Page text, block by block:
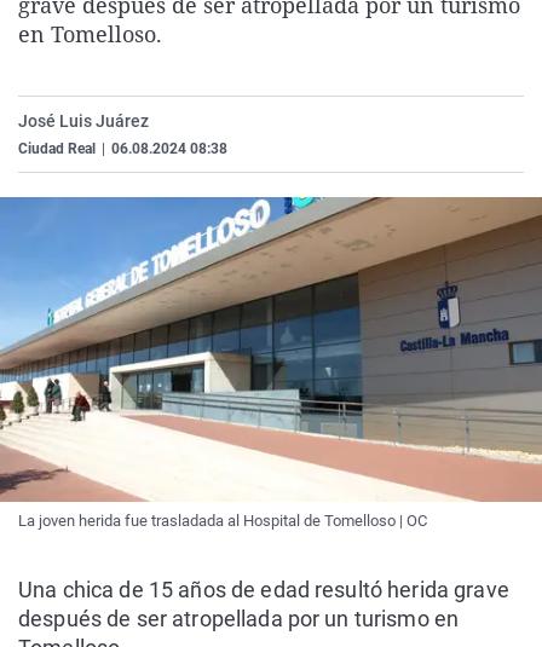
La rosa de los vientos
Como el perro y el
Caso
Equipo de
Extremadura
La Rioja
Virales
Elecciones
en Tomelloso.
José Luis Juárez
Ciudad Real 06.08.2024 08:38
La joven herida fue trasladada al Hospital de Tomelloso | OC
Una chica de 15 años de edad resultó herida grave
después de ser atropellada por un turismo en